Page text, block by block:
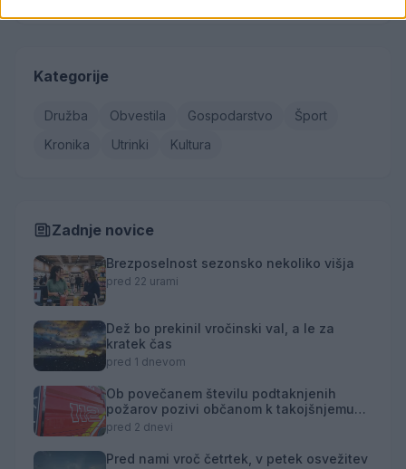
Kategorije
Družba Obvestila Gospodarstvo
Šport
Kronika
Utrinki Kultura
Zadnje novice
Brezposelnost sezonsko nekoliko višja
pred 22 urami
Dež bo prekinil vročinski val, a le za
kratek čas
pred 1 dnevom
Ob povečanem številu podtaknjenih
požarov pozivi občanom k takojšnjemu
obveščanju policije
pred 2 dnevi
Pred nami vroč četrtek, v petek osvežitev